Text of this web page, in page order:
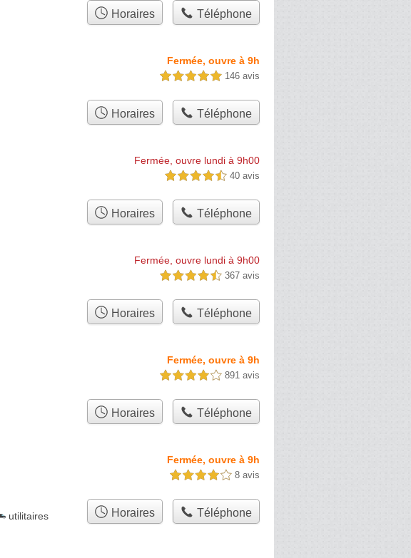
Horaires Téléphone
Fermée, ouvre à 9h
5,0 étoiles sur 5 146 avis
Horaires Téléphone
Fermée, ouvre lundi à 9h00
4,5 étoiles sur 5 40 avis
Horaires Téléphone
Fermée, ouvre lundi à 9h00
4,5 étoiles sur 5 367 avis
Horaires Téléphone
Fermée, ouvre à 9h
4,0 étoiles sur 5 891 avis
Horaires Téléphone
Fermée, ouvre à 9h
4,0 étoiles sur 5 8 avis
utilitaires Horaires Téléphone